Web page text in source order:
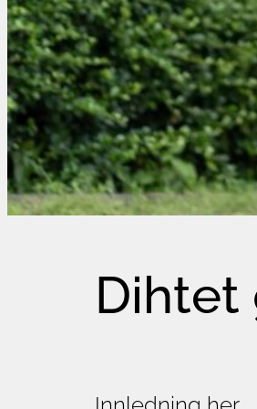
Dihtet